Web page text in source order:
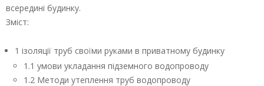
всередині будинку.
Зміст:
1 ізоляції труб своїми руками в приватному будинку
1.1 умови укладання підземного водопроводу
1.2 Методи утеплення труб водопроводу